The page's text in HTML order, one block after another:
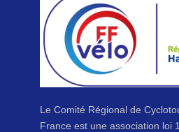
Le Comité Régional de
France est une association loi